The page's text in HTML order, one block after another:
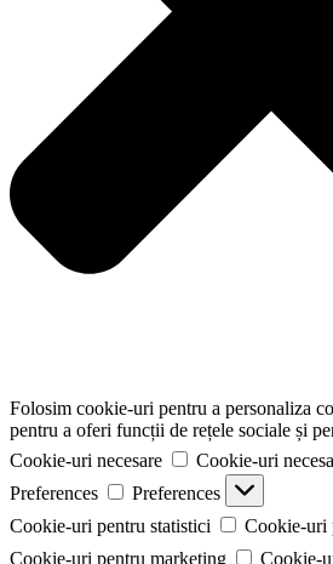
Folosim cookie-uri pentru a personaliza
pentru a oferi funcții de rețele sociale și
Cookie-uri necesare
Cookie-uri
Preferences
Preferences
Cookie-uri pentru statistici
Cookie-uri
Cookie-uri pentru marketing
Cookie-